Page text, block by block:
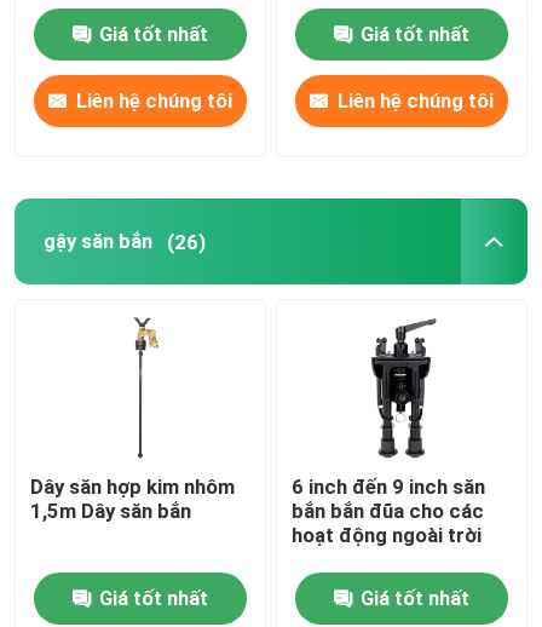
Chân đế máy ảnh
Đèn kính thiên văn
khung treo
Giá đỡ đa chức năng
Giá tốt nhất
Liên hệ chúng tôi
Giá tốt nhất
Liên hệ chúng tôi
gậy săn bắn (26)
Dây săn hợp kim nhôm
1,5m Dây săn bắn
Giá tốt nhất
6 inch đến 9 inch săn
bắn bắn đũa cho các
hoạt động ngoài trời
Giá tốt nhất